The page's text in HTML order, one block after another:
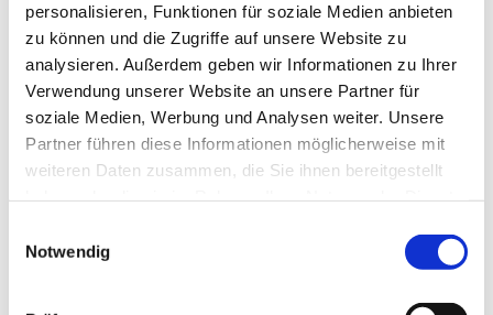
personalisieren, Funktionen für soziale Medien anbieten
zu können und die Zugriffe auf unsere Website zu
analysieren. Außerdem geben wir Informationen zu Ihrer
Verwendung unserer Website an unsere Partner für
soziale Medien, Werbung und Analysen weiter. Unsere
Partner führen diese Informationen möglicherweise mit
weiteren Daten zusammen, die Sie ihnen bereitgestellt
Notwendig
so lernen, menschlicher zu erscheinen und mehr
Nähe zu zeigen. Und mehr Geld scheffeln.
Wir befinden uns in einer Zwickmühle. Auf der
einen Seite benötigen wir KI für unsere
Wettbewerbsfähigkeit. Auf der anderen Seite
verlieren wir den sozialen Zusammenhalt und
Medien. Wie sollen wir damit umgehen? In der